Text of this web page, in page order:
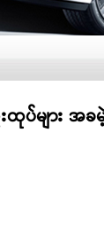
ျား အခမဲ့ဖ